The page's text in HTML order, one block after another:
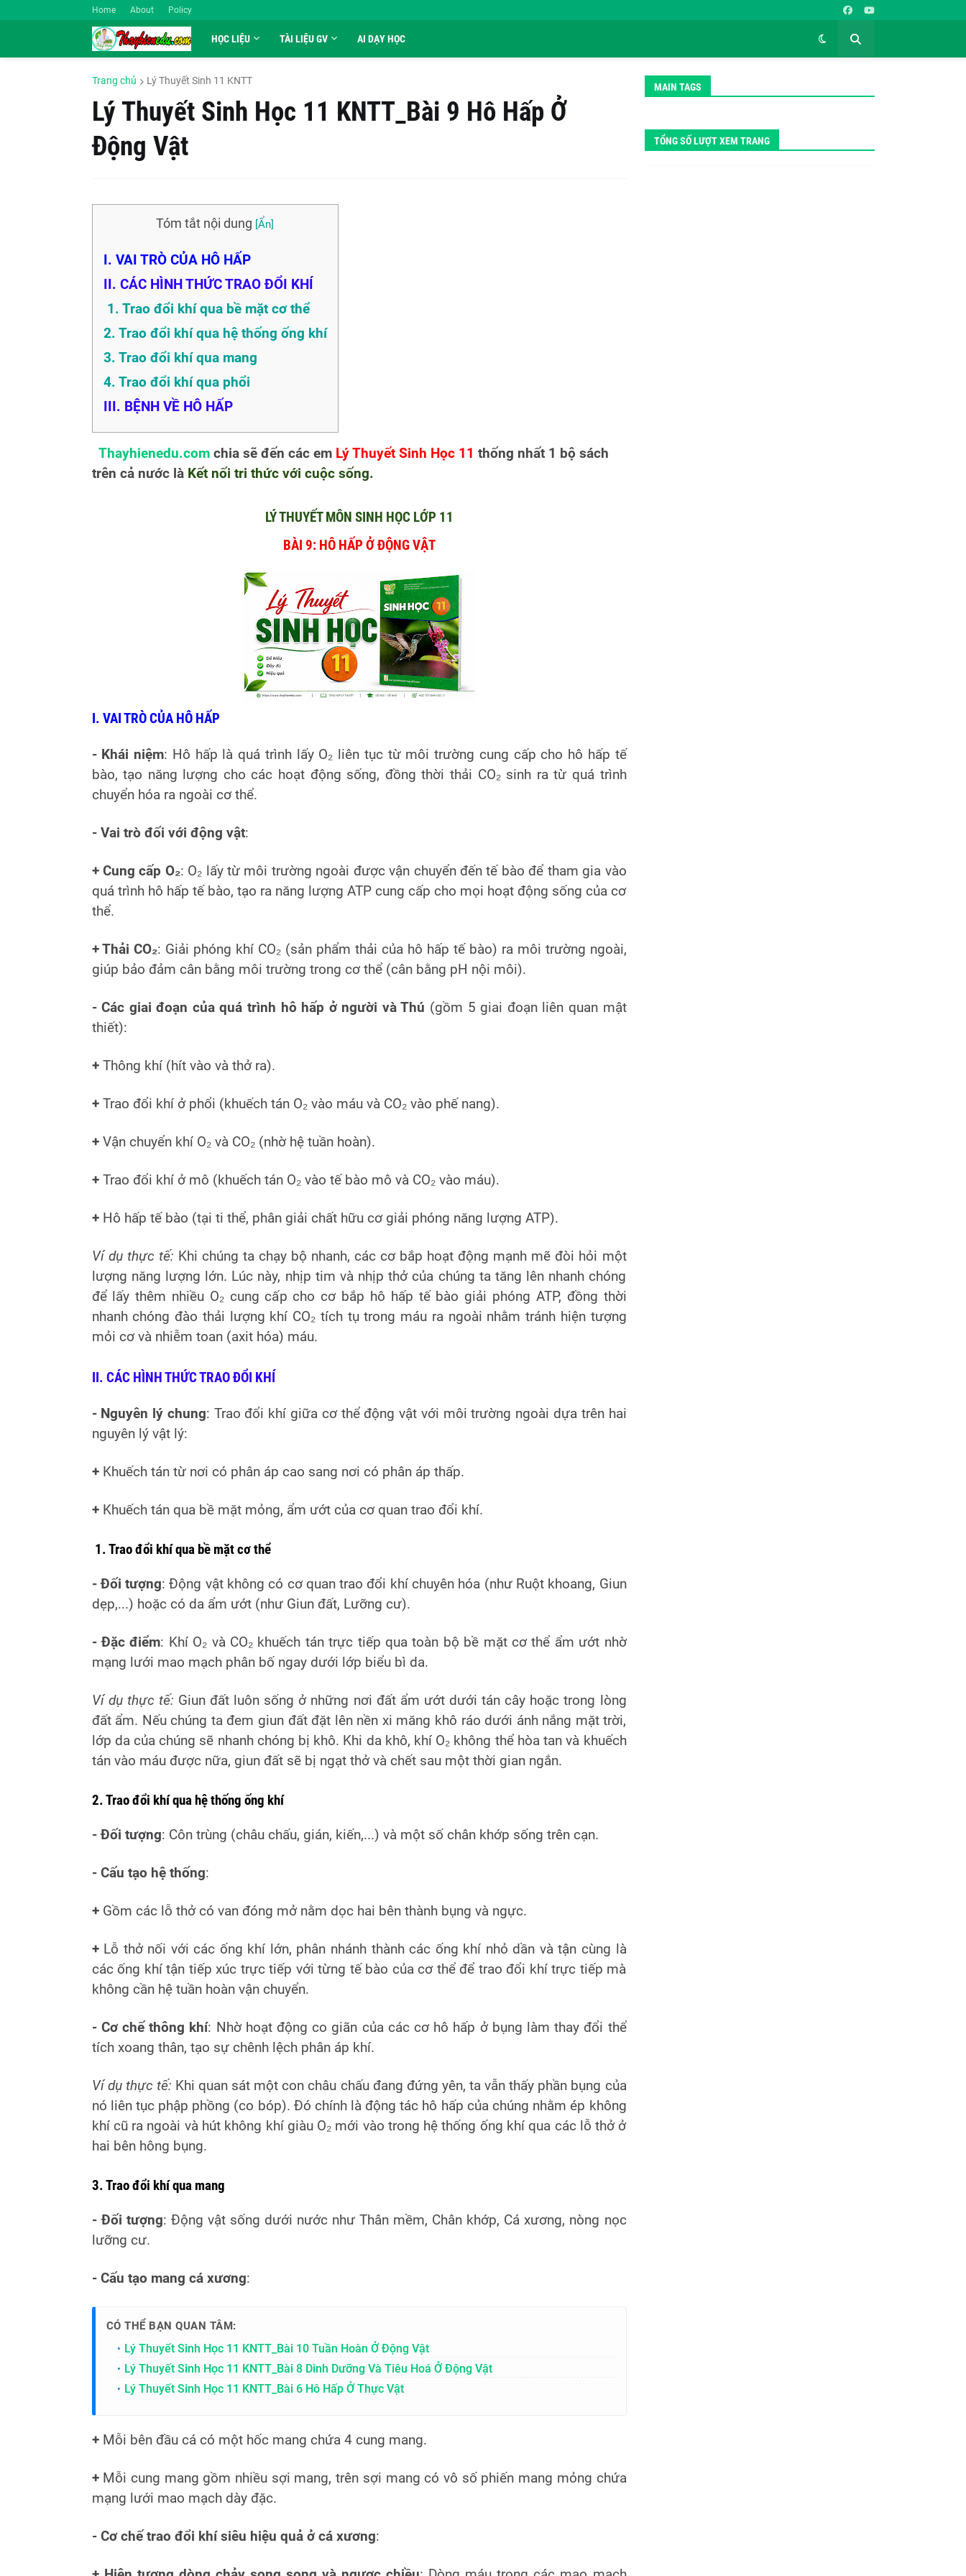
Home About Policy
HỌC LIỆU TÀI LIỆU GV AI DẠY HỌC
Trang chủ Lý Thuyết Sinh 11 KNTT
Lý Thuyết Sinh Học 11 KNTT_Bài 9 Hô Hấp Ở
Động Vật
Tóm tắt nội dung
I. VAI TRÒ CỦA HÔ HẤP
II. CÁC HÌNH THỨC TRAO ĐỔI KHÍ
1. Trao đổi khí qua bề mặt cơ thể
2. Trao đổi khí qua hệ thống ống khí
3. Trao đổi khí qua mang
4. Trao đổi khí qua phổi
III. BỆNH VỀ HÔ HẤP
Thayhienedu.comchia sẽ đến các em Lý Thuyết Sinh Học 11 thống nhất 1 bộ sách
trên cả nước là Kết nối tri thức với cuộc sống.
LÝ THUYẾT MÔN SINH HỌC LỚP 11
BÀI 9: HÔ HẤP Ở ĐỘNG VẬT
I. VAI TRÒ CỦA HÔ HẤP
- Khái niệm: Hô hấp là quá trình lấy O₂ liên tục từ môi trường cung cấp cho hô hấp tế
bào, tạo năng lượng cho các hoạt động sống, đồng thời thải CO₂ sinh ra từ quá trình
chuyển hóa ra ngoài cơ thể.
- Vai trò đối với động vật:
+ Cung cấp O₂: O₂ lấy từ môi trường ngoài được vận chuyển đến tế bào để tham gia vào
quá trình hô hấp tế bào, tạo ra năng lượng ATP cung cấp cho mọi hoạt động sống của cơ
thể.
+ Thải CO₂: Giải phóng khí CO₂ (sản phẩm thải của hô hấp tế bào) ra môi trường ngoài,
giúp bảo đảm cân bằng môi trường trong cơ thể (cân bằng pH nội môi).
- Các giai đoạn của quá trình hô hấp ở người và Thú (gồm 5 giai đoạn liên quan mật
thiết):
+ Thông khí (hít vào và thở ra).
+ Trao đổi khí ở phổi (khuếch tán O₂ vào máu và CO₂ vào phế nang).
+ Vận chuyển khí O₂ và CO₂ (nhờ hệ tuần hoàn).
+ Trao đổi khí ở mô (khuếch tán O₂ vào tế bào mô và CO₂ vào máu).
+ Hô hấp tế bào (tại ti thể, phân giải chất hữu cơ giải phóng năng lượng ATP).
Ví dụ thực tế: Khi chúng ta chạy bộ nhanh, các cơ bắp hoạt động mạnh mẽ đòi hỏi một
lượng năng lượng lớn. Lúc này, nhịp tim và nhịp thở của chúng ta tăng lên nhanh chóng
để lấy thêm nhiều O₂ cung cấp cho cơ bắp hô hấp tế bào giải phóng ATP, đồng thời
nhanh chóng đào thải lượng khí CO₂ tích tụ trong máu ra ngoài nhằm tránh hiện tượng
mỏi cơ và nhiễm toan (axit hóa) máu.
II. CÁC HÌNH THỨC TRAO ĐỔI KHÍ
- Nguyên lý chung: Trao đổi khí giữa cơ thể động vật với môi trường ngoài dựa trên hai
nguyên lý vật lý:
+ Khuếch tán từ nơi có phân áp cao sang nơi có phân áp thấp.
+ Khuếch tán qua bề mặt mỏng, ẩm ướt của cơ quan trao đổi khí.
1. Trao đổi khí qua bề mặt cơ thể
- Đối tượng: Động vật không có cơ quan trao đổi khí chuyên hóa (như Ruột khoang, Giun
dẹp,...) hoặc có da ẩm ướt (như Giun đất, Lưỡng cư).
- Đặc điểm: Khí O₂ và CO₂ khuếch tán trực tiếp qua toàn bộ bề mặt cơ thể ẩm ướt nhờ
mạng lưới mao mạch phân bố ngay dưới lớp biểu bì da.
Ví dụ thực tế: Giun đất luôn sống ở những nơi đất ẩm ướt dưới tán cây hoặc trong lòng
đất ẩm. Nếu chúng ta đem giun đất đặt lên nền xi măng khô ráo dưới ánh nắng mặt trời,
lớp da của chúng sẽ nhanh chóng bị khô. Khi da khô, khí O₂ không thể hòa tan và khuếch
tán vào máu được nữa, giun đất sẽ bị ngạt thở và chết sau một thời gian ngắn.
2. Trao đổi khí qua hệ thống ống khí
- Đối tượng: Côn trùng (châu chấu, gián, kiến,...) và một số chân khớp sống trên cạn.
- Cấu tạo hệ thống:
+ Gồm các lỗ thở có van đóng mở nằm dọc hai bên thành bụng và ngực.
+ Lỗ thở nối với các ống khí lớn, phân nhánh thành các ống khí nhỏ dần và tận cùng là
các ống khí tận tiếp xúc trực tiếp với từng tế bào của cơ thể để trao đổi khí trực tiếp mà
không cần hệ tuần hoàn vận chuyển.
- Cơ chế thông khí: Nhờ hoạt động co giãn của các cơ hô hấp ở bụng làm thay đổi thể
tích xoang thân, tạo sự chênh lệch phân áp khí.
Ví dụ thực tế: Khi quan sát một con châu chấu đang đứng yên, ta vẫn thấy phần bụng của
nó liên tục phập phồng (co bóp). Đó chính là động tác hô hấp của chúng nhằm ép không
khí cũ ra ngoài và hút không khí giàu O₂ mới vào trong hệ thống ống khí qua các lỗ thở ở
hai bên hông bụng.
3. Trao đổi khí qua mang
- Đối tượng: Động vật sống dưới nước như Thân mềm, Chân khớp, Cá xương, nòng nọc
lưỡng cư.
- Cấu tạo mang cá xương:
CÓ THỂ BẠN QUAN TÂM:
Lý Thuyết Sinh Học 11 KNTT_Bài 10 Tuần Hoàn Ở Động Vật
Lý Thuyết Sinh Học 11 KNTT_Bài 8 Dinh Dưỡng Và Tiêu Hoá Ở Động Vật
Lý Thuyết Sinh Học 11 KNTT_Bài 6 Hô Hấp Ở Thực Vật
+ Mỗi bên đầu cá có một hốc mang chứa 4 cung mang.
+ Mỗi cung mang gồm nhiều sợi mang, trên sợi mang có vô số phiến mang mỏng chứa
mạng lưới mao mạch dày đặc.
- Cơ chế trao đổi khí siêu hiệu quả ở cá xương:
MAIN TAGS
TỔNG SỐ LƯỢT XEM TRANG